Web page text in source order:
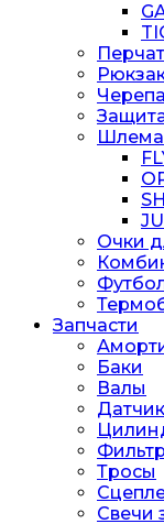
Шлема
Очки
Запчасти
Баки
Валы
Тросы
Свечи